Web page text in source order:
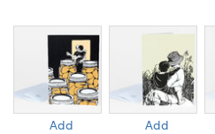
Add Add